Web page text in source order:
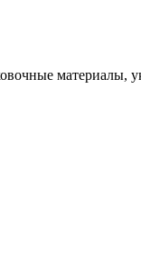
материалы,